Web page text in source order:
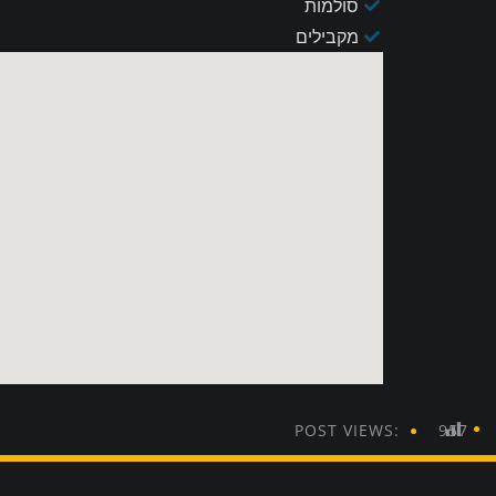
סולמות
מקבילים
POST VIEWS: 957